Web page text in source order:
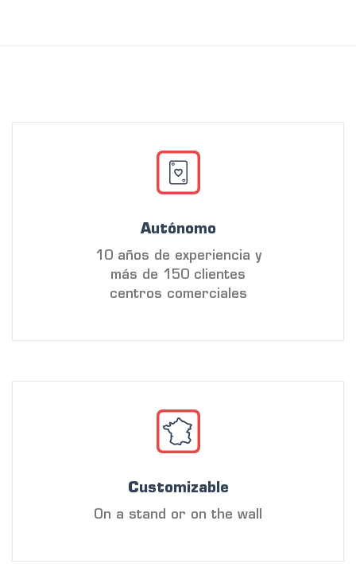
Autónomo
10 años de experiencia y
más de 150 clientes
centros comerciales
Customizable
On a stand or on the wall